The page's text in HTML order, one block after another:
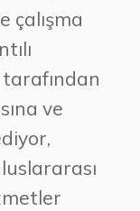
çalışma
ve